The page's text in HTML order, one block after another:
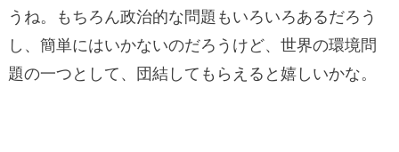
うね。もちろん政治的な問題もいろいろあるだろう
し、簡単にはいかないのだろうけど、世界の環境問
題の一つとして、団結してもらえると嬉しいかな。